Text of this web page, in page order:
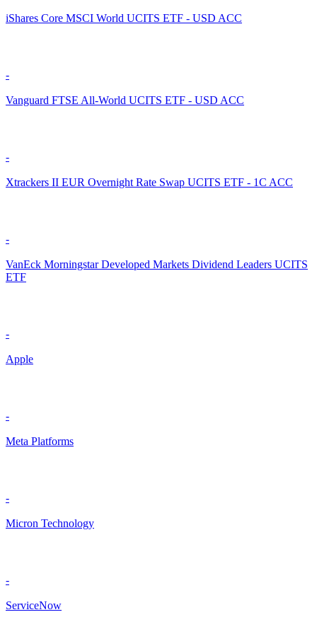
iShares Core MSCI World UCITS ETF - USD ACC
-
Vanguard FTSE All-World UCITS ETF - USD ACC
-
Xtrackers II EUR Overnight Rate Swap UCITS ETF - 1C ACC
-
VanEck Morningstar Developed Markets Dividend Leaders UCITS
ETF
-
Apple
-
Meta Platforms
-
Micron Technology
-
ServiceNow